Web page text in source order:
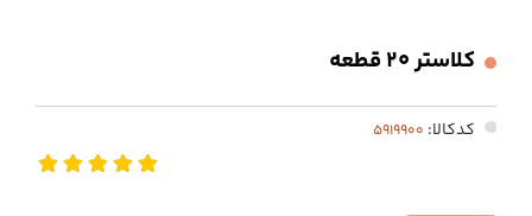
کلاستر 20 قطعه
کدکالا: